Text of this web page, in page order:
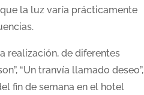
la luz varía prácticamente
realización, de diferentes
“Un tranvía llamado deseo”,
fin de semana en el hotel